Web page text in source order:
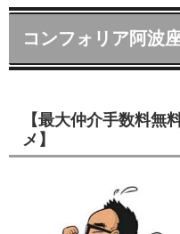
コンフォリア阿波
【最大仲介手数料無
メ】